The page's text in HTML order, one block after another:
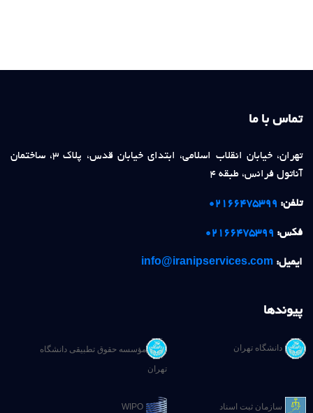
تماس با ما
تهران، خیابان انقلاب اسلامی، ابتدای خیابان قدس، پلاک ۳، ساختمان
آناتول فرانس، طبقه 4
تلفن: 02166475399
فکس: 02166475399
ایمیل: info@iranipservices.com
پیوندها
دانشگاه تهران
مؤسسه حقوق تطبیقی دانشگاه
تهران
سازمان ثبت اسناد WIPO